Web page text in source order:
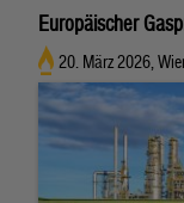
Europäischer
20. März 2026,